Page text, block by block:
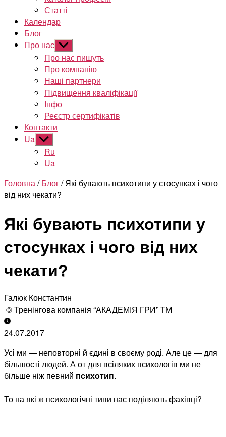
Статті
Календар
Блог
Про нас Показати
підменю
Про нас пишуть
Про компанію
Наші партнери
Підвищення кваліфікації
Інфо
Реєстр сертифікатів
Контакти
Ua Показати
підменю
Ru
Ua
Головна/Блог/ Які бувають психотипи у стосунках і чого
від них чекати?
Які бувають психотипи у
стосунках і чого від них
чекати?
Галюк Константин
© Тренінгова компанія “АКАДЕМІЯ ГРИ” ТМ
24.07.2017
Усі ми — неповторні й єдині в своєму роді. Але це — для
більшості людей. А от для всіляких психологів ми не
більше ніж певний психотип.
То на які ж психологічні типи нас поділяють фахівці?